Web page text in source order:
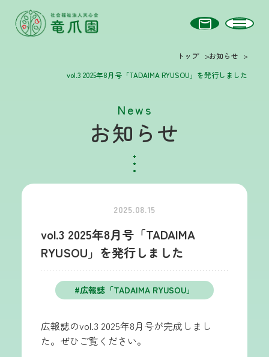
トップ
お知らせ
vol.3 2025年8月号「TADAIMA RYUSOU」を発行しました
News
お知らせ
2025.08.15
vol.3 2025年8月号「TADAIMA
RYUSOU」を発行しました
広報誌「TADAIMA RYUSOU」
広報誌のvol.3 2025年8月号が完成しまし
た。ぜひご覧ください。